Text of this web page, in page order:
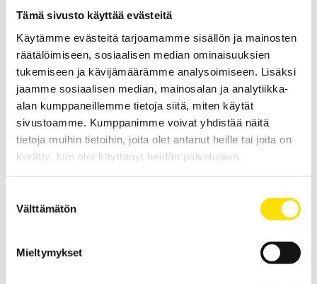
Tämä sivusto käyttää evästeitä
Käytämme evästeitä tarjoamamme sisällön ja mainosten
räätälöimiseen, sosiaalisen median ominaisuuksien
tukemiseen ja kävijämäärämme analysoimiseen. Lisäksi
jaamme sosiaalisen median, mainosalan ja analytiikka-
alan kumppaneillemme tietoja siitä, miten käytät
sivustoamme. Kumppanimme voivat yhdistää näitä
tietoja muihin tietoihin, joita olet antanut heille tai joita on
kerätty, kun olet käyttänyt heidän palvelujaan.
valinta
Välttämätön
Mieltymykset
F65 Vuotovirtapihti
F65 vuotovirtapihti vuotovirtojen mittaukseen sekä eristysvirheiden
havaitsemiseen asennuksen ollessa käytössä.